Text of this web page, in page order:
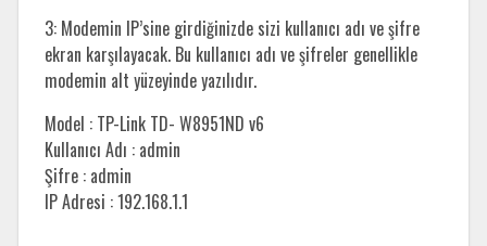
3: Modemin IP’sine girdiğinizde sizi kullanıcı adı ve şifre
ekran karşılayacak. Bu kullanıcı adı ve şifreler genellikle
modemin alt yüzeyinde yazılıdır.
Model : TP-Link TD- W8951ND v6
Kullanıcı Adı : admin
Şifre : admin
IP Adresi : 192.168.1.1